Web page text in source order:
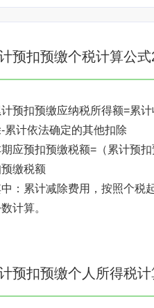
预扣预缴个税计算公
计预扣预缴应纳税所得额=累
-累计依法确定的其他扣除
应预扣预缴税额=（累计预
缴税额
：累计减除费用，按照个税
计算。
预扣预缴个人所得税